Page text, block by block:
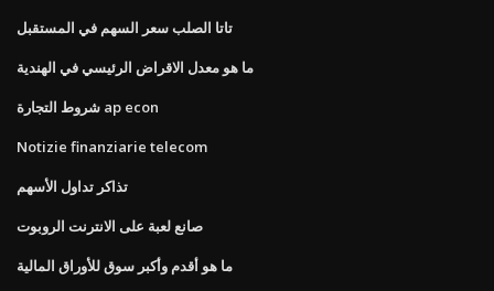
تاتا الصلب سعر السهم في المستقبل
ما هو معدل الاقراض الرئيسي في الهندية
شروط التجارة ap econ
Notizie finanziarie telecom
تذاكر تداول الأسهم
صانع لعبة على الانترنت الروبوت
ما هو أقدم وأكبر سوق للأوراق المالية